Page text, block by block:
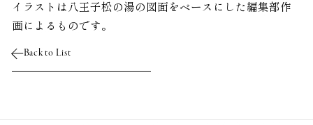
イラストは八王子松の湯の図面をベースにした編集部作
画によるものです。
Back to List